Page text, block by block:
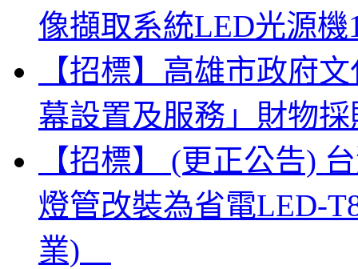
像擷取系統LED光源機
【招標】高雄市政府
幕設置及服務」財物採
【招標】 (更正公告)
燈管改裝為省電LED-
業)